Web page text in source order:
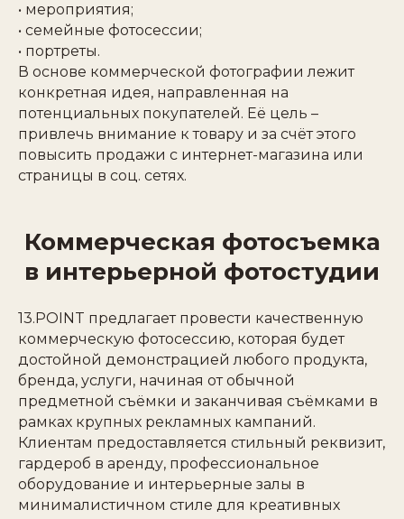
• мероприятия;
• семейные фотосессии;
• портреты.
В основе коммерческой фотографии лежит
конкретная идея, направленная на
потенциальных покупателей. Её цель –
привлечь внимание к товару и за счёт этого
повысить продажи с интернет-магазина или
страницы в соц. сетях.
Коммерческая фотосъемка
в интерьерной фотостудии
13.POINT предлагает провести качественную
коммерческую фотосессию, которая будет
достойной демонстрацией любого продукта,
бренда, услуги, начиная от обычной
предметной съёмки и заканчивая съёмками в
рамках крупных рекламных кампаний.
Клиентам предоставляется стильный реквизит,
гардероб в аренду, профессиональное
оборудование и интерьерные залы в
минималистичном стиле для креативных